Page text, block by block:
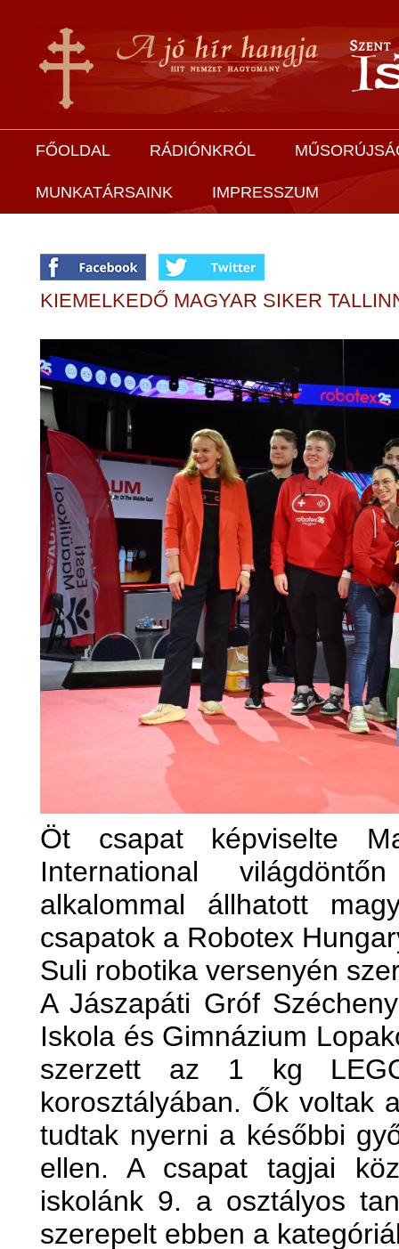
FŐOLDAL RÁDIÓNKRÓL
MUNKATÁRSAINK IMPRESSZUM
KIEMELKEDŐ MAGYAR SIKER
Öt csapat képviselte
International
alkalommal állhatott
csapatok a Robotex
Suli robotika versenyén
A Jászapáti Gróf
Iskola és Gimnázium
szerzett az 1 kg
korosztályában. Ők voltak
tudtak nyerni a későbbi
ellen. A csapat tagjai
iskolánk 9. a osztályos
szerepelt ebben a